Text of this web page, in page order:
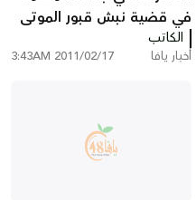
في قضية نبش قبور الموتى
في مقبرة القشلة
الكاتب
أخبار يافا 2011/02/17 3:43AM